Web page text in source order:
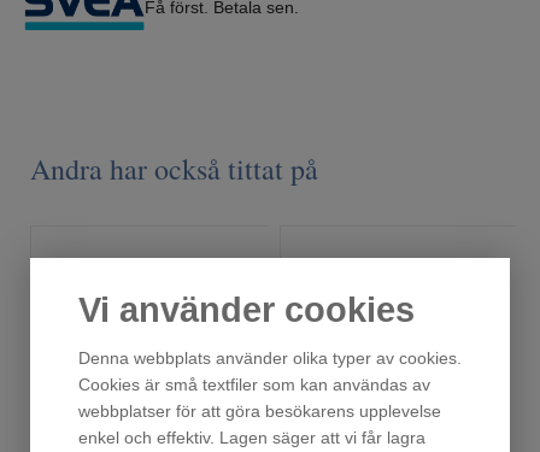
Vi använder cookies
Denna webbplats använder olika typer av cookies.
Cookies är små textfiler som kan användas av
webbplatser för att göra besökarens upplevelse
enkel och effektiv. Lagen säger att vi får lagra
Få först. Betala sen.
Andra har också tittat på